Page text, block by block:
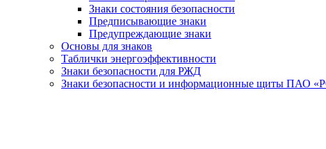
Знаки состояния безопасности
Предписывающие знаки
Предупреждающие знаки
Основы для знаков
Таблички энергоэффективности
Знаки безопасности для РЖД
Знаки безопасности и информационные щиты ПАО